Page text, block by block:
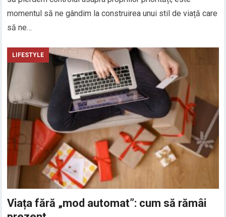
momentul să ne gândim la construirea unui stil de viață care
să ne…
LIFESTYLE
Viața fără „mod automat”: cum să rămâi